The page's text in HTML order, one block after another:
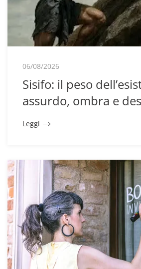
06/08/2026
Sisifo: il peso
assurdo, ombra e
Leggi